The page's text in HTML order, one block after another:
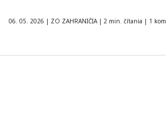
06. 05. 2026 | ZO ZAHRANIČIA | 2 min. čítania | 1